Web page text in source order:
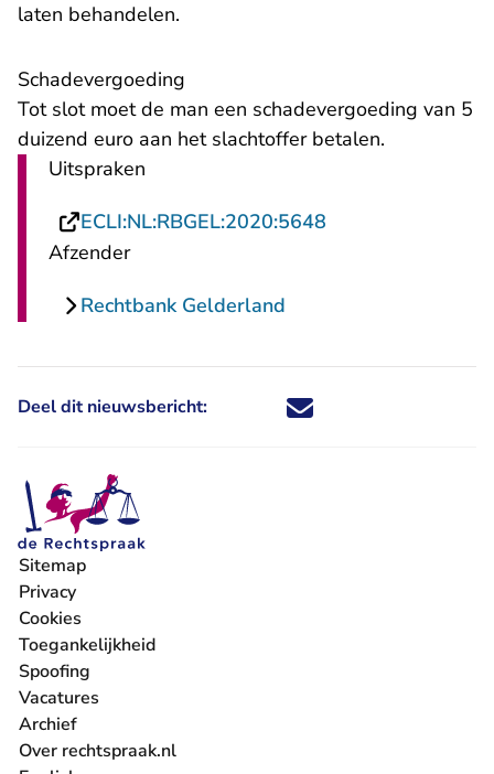
laten behandelen.
Schadevergoeding
Tot slot moet de man een schadevergoeding van 5
duizend euro aan het slachtoffer betalen.
Uitspraken
ECLI:NL:RBGEL:2020:5648
Afzender
Rechtbank Gelderland
Deel dit nieuwsbericht: Deel dit nieuwsbericht via X -
Deel dit nieuwsbericht via
Deel dit nieuwsbericht
Deel dit
Sitemap
Privacy
Cookies
Toegankelijkheid
Spoofing
Vacatures
- U verlaat Rechtspraak.nl
Archief
Over rechtspraak.nl